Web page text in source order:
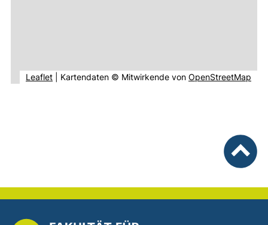
Leaflet(externer Link, öffnet neues Fenster).
Kartendaten © Mitwirkende von OpenStreetMap
nach